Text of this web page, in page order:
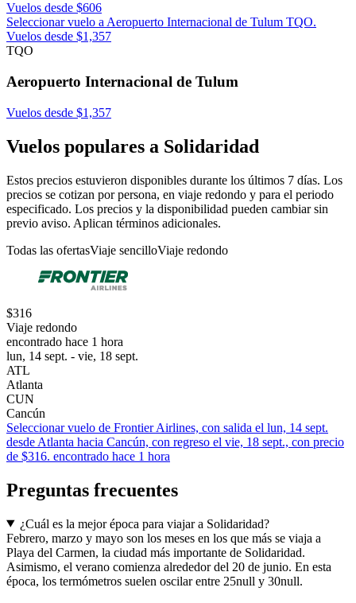
Vuelos desde $606
Seleccionar vuelo a Aeropuerto Internacional de Tulum TQO.
Vuelos desde $1,357
TQO
Aeropuerto Internacional de Tulum
Vuelos desde $1,357
Vuelos populares a Solidaridad
Estos precios estuvieron disponibles durante los últimos 7 días. Los
precios se cotizan por persona, en viaje redondo y para el periodo
especificado. Los precios y la disponibilidad pueden cambiar sin
previo aviso. Aplican términos adicionales.
Todas las ofertasViaje sencilloViaje redondo
$316
Viaje redondo
encontrado hace 1 hora
lun, 14 sept. - vie, 18 sept.
ATL
Atlanta
CUN
Cancún
Seleccionar vuelo de Frontier Airlines, con salida el lun, 14 sept.
desde Atlanta hacia Cancún, con regreso el vie, 18 sept., con precio
de $316. encontrado hace 1 hora
Preguntas frecuentes
¿Cuál es la mejor época para viajar a Solidaridad?
Febrero, marzo y mayo son los meses en los que más se viaja a
Playa del Carmen, la ciudad más importante de Solidaridad.
Asimismo, el verano comienza alrededor del 20 de junio. En esta
época, los termómetros suelen oscilar entre 25null y 30null.